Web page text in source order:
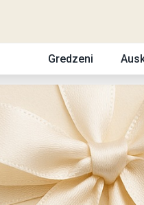
Gredzeni